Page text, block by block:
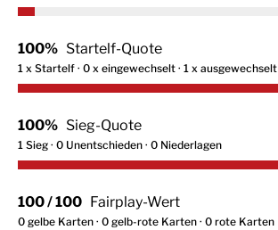
100% Startelf-Quote
1 x Startelf · 0 x eingewechselt · 1 x ausgewechselt
100% Sieg-Quote
1 Sieg · 0 Unentschieden · 0 Niederlagen
100 / 100 Fairplay-Wert
0 gelbe Karten · 0 gelb-rote Karten · 0 rote Karten